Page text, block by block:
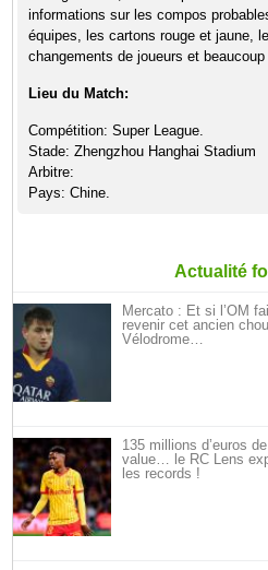
informations sur les compos
équipes, les cartons rouge et jaune,
changements de joueurs et
Lieu du Match:
Compétition: Super League.
Stade: Zhengzhou Hanghai Stadium
Arbitre:
Pays: Chine.
Actualité
Mercato : Et si l’OM
revenir cet ancien
Vélodrome…
135 millions d’euros
value… le RC Lens
les records !